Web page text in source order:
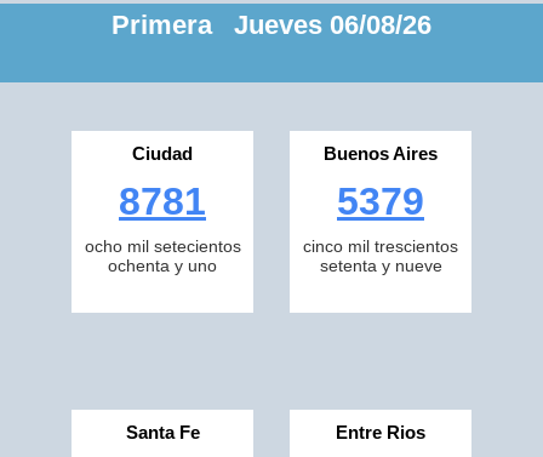
Primera Jueves 06/08/26
Ciudad
8781
ocho mil setecientos
ochenta y uno
Buenos Aires
5379
cinco mil trescientos
setenta y nueve
Santa Fe Entre Rios